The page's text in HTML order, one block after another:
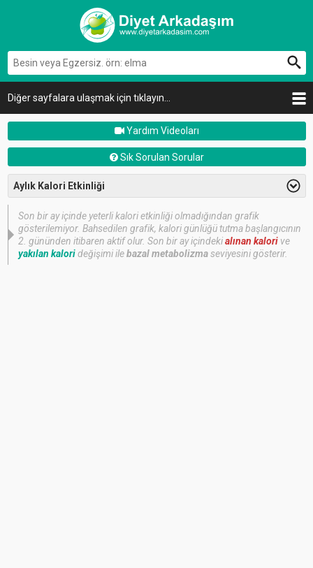
Diğer sayfalara ulaşmak için tıklayın...
Yardım Videoları
Sık Sorulan Sorular
Aylık Kalori Etkinliği
Son bir ay içinde yeterli kalori etkinliği olmadığından grafik
gösterilemiyor. Bahsedilen grafik, kalori günlüğü tutma başlangıcının
2. gününden itibaren aktif olur. Son bir ay içindekialınan kalorive
yakılan kalorideğişimi ilebazal metabolizmaseviyesini gösterir.